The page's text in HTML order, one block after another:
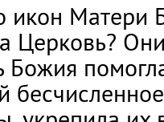
икон Матери
Церковь?
Божия